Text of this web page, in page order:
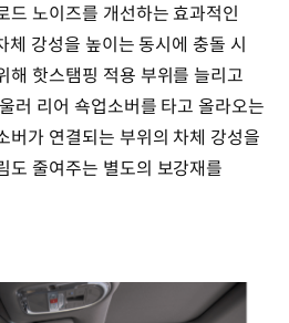
드 노이즈를 개선하는 효과적인
강성을 높이는 동시에 충돌 시
해 핫스탬핑 적용 부위를 늘리고
러 리어 쇽업소버를 타고 올라오는
버가 연결되는 부위의 차체 강성을
도 줄여주는 별도의 보강재를